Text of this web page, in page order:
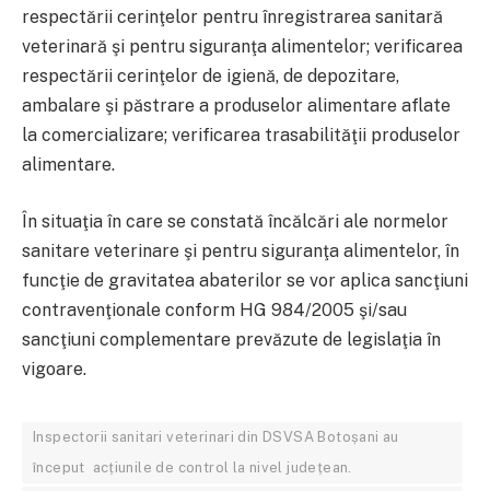
respectării cerinţelor pentru înregistrarea sanitară
veterinară şi pentru siguranţa alimentelor; verificarea
respectării cerinţelor de igienă, de depozitare,
ambalare şi păstrare a produselor alimentare aflate
la comercializare; verificarea trasabilităţii produselor
alimentare.
În situaţia în care se constată încălcări ale normelor
sanitare veterinare şi pentru siguranţa alimentelor, în
funcţie de gravitatea abaterilor se vor aplica sancţiuni
contravenţionale conform HG 984/2005 şi/sau
sancţiuni complementare prevăzute de legislaţia în
vigoare.
Inspectorii sanitari veterinari din DSVSA Botoșani au
început acțiunile de control la nivel județean.